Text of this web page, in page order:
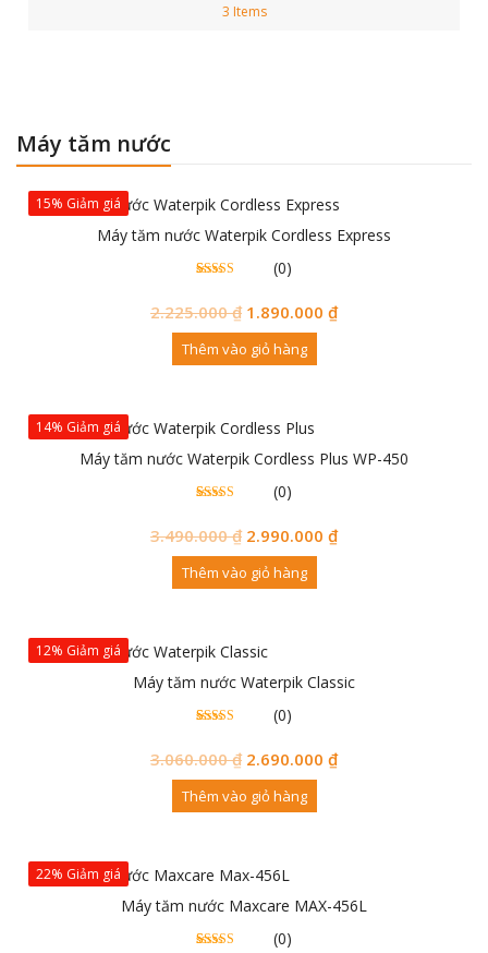
3 Items
Máy tăm nước
15% Giảm giá
Máy tăm nước Waterpik Cordless Express
giá
(0)
2.225.000₫ 1.890.000 ₫
Thêm vào giỏ hàng
14% Giảm giá
Máy tăm nước Waterpik Cordless Plus WP-450
giá
(0)
3.490.000₫ 2.990.000 ₫
Thêm vào giỏ hàng
12% Giảm giá
Máy tăm nước Waterpik Classic
giá
(0)
3.060.000₫ 2.690.000 ₫
Thêm vào giỏ hàng
22% Giảm giá
Máy tăm nước Maxcare MAX-456L
(0)